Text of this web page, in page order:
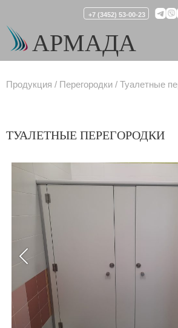
АРМАДА
+7 (3452) 53-00-23
Продукция Перегородки Туалетные
ТУАЛЕТНЫЕ ПЕРЕГОРОДКИ